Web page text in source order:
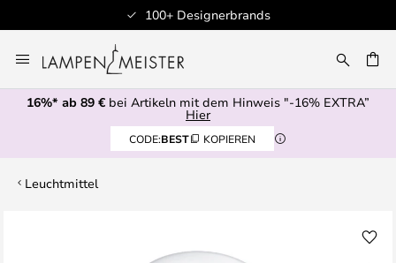
100+ Designerbrands
Inhalt
springen
16%* ab 89 € bei Artikeln mit dem Hinweis "-16% EXTRA”
Hier
CODE:BEST KOPIEREN
Leuchtmittel